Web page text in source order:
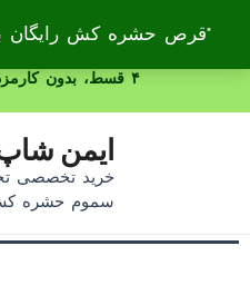
۴ قسط، بدون کارمزد
"قرص حشره کش رایگان
به
ایمن
خرید تخصصی
سموم حشره